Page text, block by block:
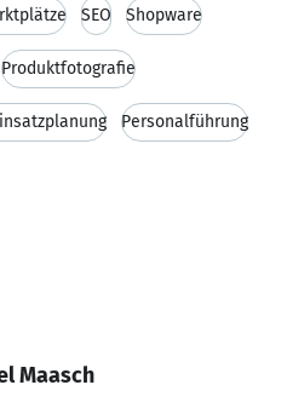
SEO Shopware
Produktfotografie
Personalführung
Maasch